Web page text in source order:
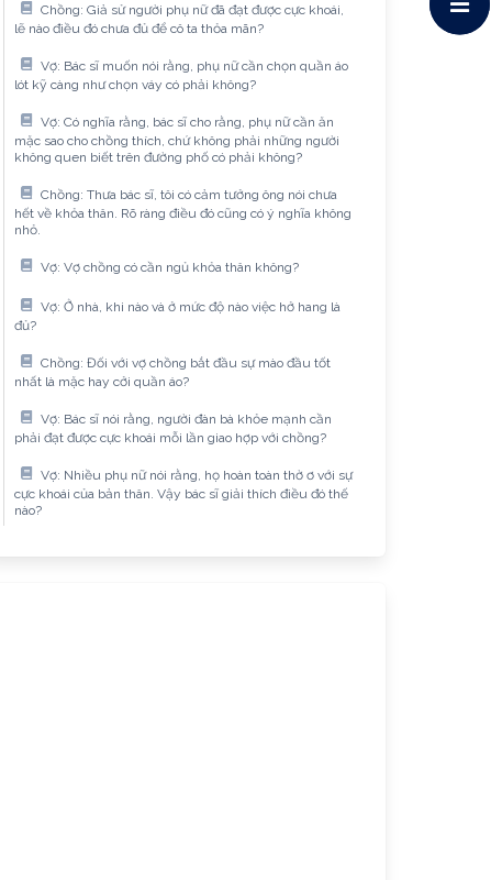
Chồng: Giả sử người phụ nữ đã đạt được cực khoái,
lẽ nào điều đó chưa đủ để cô ta thỏa mãn?
Vợ: Bác sĩ muốn nói rằng, phụ nữ cần chọn quần áo
lót kỹ càng như chọn váy có phải không?
Vợ: Có nghĩa rằng, bác sĩ cho rằng, phụ nữ cần ăn
mặc sao cho chồng thích, chứ không phải những người
không quen biết trên đường phố có phải không?
Chồng: Thưa bác sĩ, tôi có cảm tưởng ông nói chưa
hết về khỏa thân. Rõ ràng điều đó cũng có ý nghĩa không
nhỏ.
Vợ: Vợ chồng có cần ngủ khỏa thân không?
Vợ: Ở nhà, khi nào và ở mức độ nào việc hở hang là
đủ?
Chồng: Đối với vợ chồng bắt đầu sự mào đầu tốt
nhất là mặc hay cởi quần áo?
Vợ: Bác sĩ nói rằng, người đàn bà khỏe mạnh cần
phải đạt được cực khoái mỗi lần giao hợp với chồng?
Vợ: Nhiều phụ nữ nói rằng, họ hoàn toàn thờ ơ với sự
cực khoái của bản thân. Vậy bác sĩ giải thích điều đó thế
nào?